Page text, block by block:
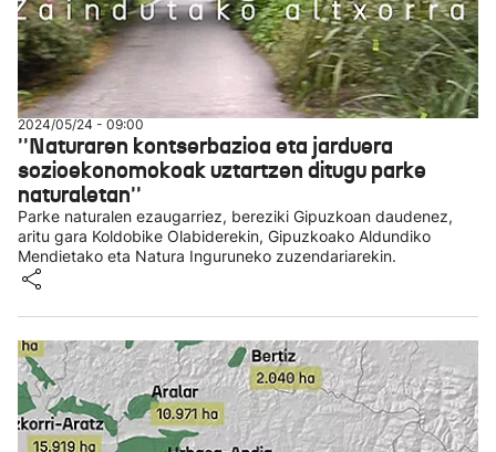
2024/05/24 - 09:00
''Naturaren kontserbazioa eta jarduera
sozioekonomokoak uztartzen ditugu parke
naturaletan''
Parke naturalen ezaugarriez, bereziki Gipuzkoan daudenez,
aritu gara Koldobike Olabiderekin, Gipuzkoako Aldundiko
Mendietako eta Natura Inguruneko zuzendariarekin.